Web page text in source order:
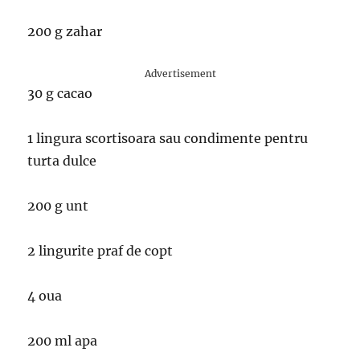
200 g zahar
Advertisement
30 g cacao
1 lingura scortisoara sau condimente pentru
turta dulce
200 g unt
2 lingurite praf de copt
4 oua
200 ml apa